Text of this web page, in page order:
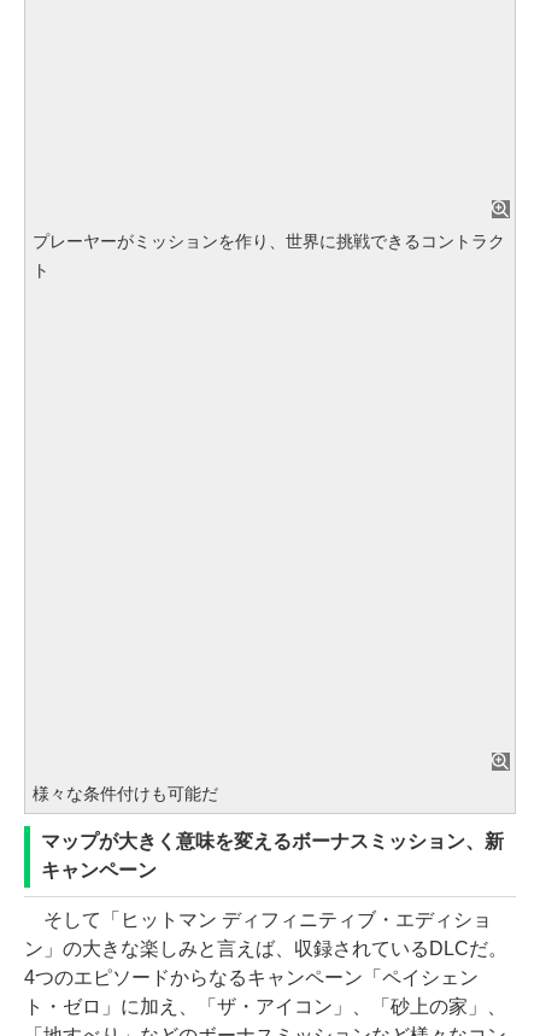
プレーヤーがミッションを作り、世界に挑戦できるコントラク
ト
様々な条件付けも可能だ
マップが大きく意味を変えるボーナスミッション、新
キャンペーン
そして「ヒットマン ディフィニティブ・エディショ
ン」の大きな楽しみと言えば、収録されているDLCだ。
4つのエピソードからなるキャンペーン「ペイシェン
ト・ゼロ」に加え、「ザ・アイコン」、「砂上の家」、